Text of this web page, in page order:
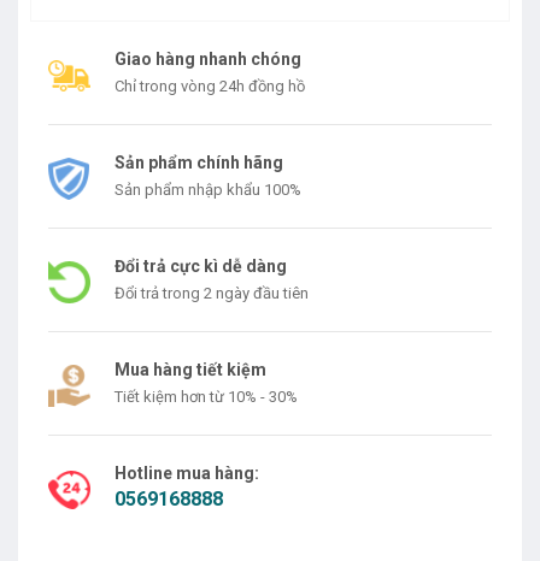
Giao hàng nhanh chóng
Chỉ trong vòng 24h đồng hồ
Sản phẩm chính hãng
Sản phẩm nhập khẩu 100%
Đổi trả cực kì dễ dàng
Đổi trả trong 2 ngày đầu tiên
Mua hàng tiết kiệm
Tiết kiệm hơn từ 10% - 30%
Hotline mua hàng:
0569168888